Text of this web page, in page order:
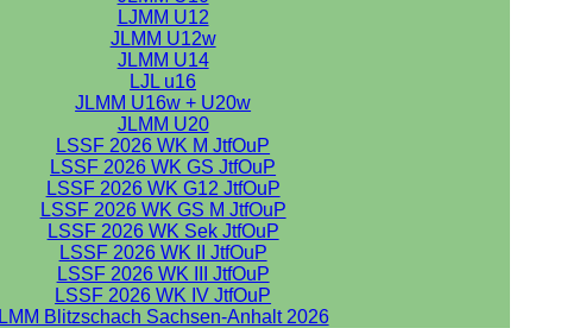
LJMM U12
JLMM U12w
JLMM U14
LJL u16
JLMM U16w + U20w
JLMM U20
LSSF 2026 WK M JtfOuP
LSSF 2026 WK GS JtfOuP
LSSF 2026 WK G12 JtfOuP
LSSF 2026 WK GS M JtfOuP
LSSF 2026 WK Sek JtfOuP
LSSF 2026 WK II JtfOuP
LSSF 2026 WK III JtfOuP
LSSF 2026 WK IV JtfOuP
LMM Blitzschach Sachsen-Anhalt 2026